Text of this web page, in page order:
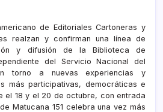
de Editoriales Cartoneras y
realzan y confirman una línea de
y difusión de la Biblioteca de
del Servicio Nacional del
torno a nuevas experiencias y
más participativas, democráticas e
el 18 y el 20 de octubre, con entrada
Matucana 151 celebra una vez más